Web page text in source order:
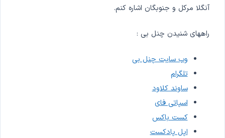
آنگلا مرکل و جنوبگان اشاره کنم.
راههای شنیدن چنل بی :
وب سایت چنل بی
تلگرام
ساوند کلاود
اسپاتی فای
کست باکس
اپل پادکست